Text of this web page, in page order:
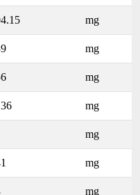
mg
mg
mg
mg
mg
mg
mg